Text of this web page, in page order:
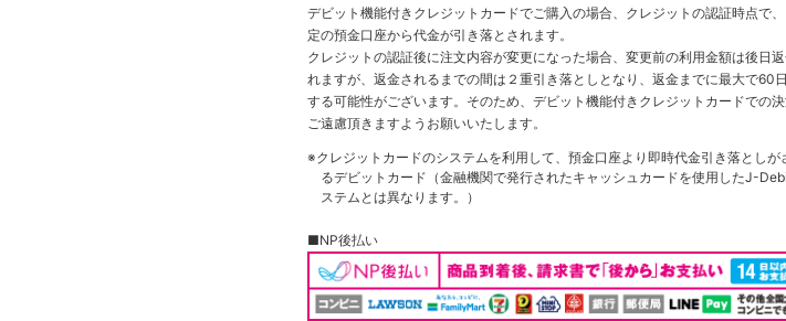
デビット機能付きクレジットカードでご購入の場合、クレジットの認証時点で
定の預金口座から代金が引き落とされます。
クレジットの認証後に注文内容が変更になった場合、変更前の利用金額は後日返
れますが、返金されるまでの間は２重引き落としとなり、返金までに最大で60
する可能性がございます。そのため、デビット機能付きクレジットカードでの
ご遠慮頂きますようお願いいたします。
※クレジットカードのシステムを利用して、預金口座より即時代金引き落としが
るデビットカード（金融機関で発行されたキャッシュカードを使用したJ-
ステムとは異なります。）
■NP後払い